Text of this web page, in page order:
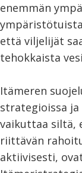
enemmän
että viljelijät
tehokkaista
Itämeren
strategioissa
vaikuttaa siltä,
riittävän
aktiivisesti,